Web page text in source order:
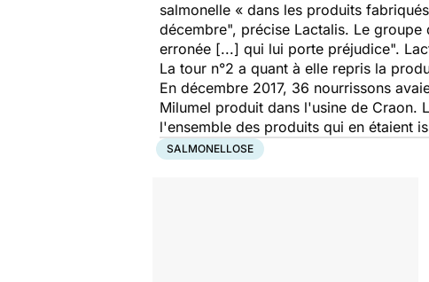
salmonelle « dans les produits
décembre", précise Lactalis. Le groupe
erronée [...] qui lui porte préjudice".
La tour n°2 a quant à elle repris la
En décembre 2017, 36 nourrissons
Milumel produit dans l'usine de Craon.
l'ensemble des produits qui en étaient
SALMONELLOSE